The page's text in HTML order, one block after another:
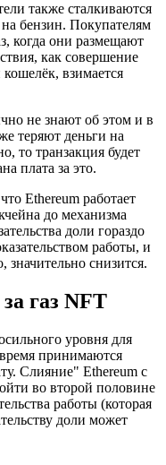
также сталкиваются
бензин. Покупателям
когда они размещают
как совершение
взимается
не знают об этом и в
теряют деньги на
то транзакция будет
плата за это.
Ethereum работает
до механизма
доли гораздо
работы, и
значительно снизится.
газ NFT
уровня для
принимаются
Слияние" Ethereum с
во второй половине
работы (которая
доли может